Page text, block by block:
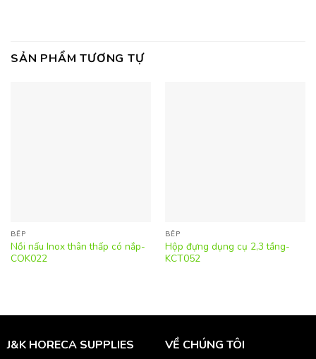
SẢN PHẨM TƯƠNG TỰ
BẾP
Nồi nấu Inox thân thấp có nắp-
COK022
BẾP
Hộp đựng dụng cụ 2,3 tầng-
KCT052
J&K HORECA SUPPLIES
VỀ CHÚNG TÔI